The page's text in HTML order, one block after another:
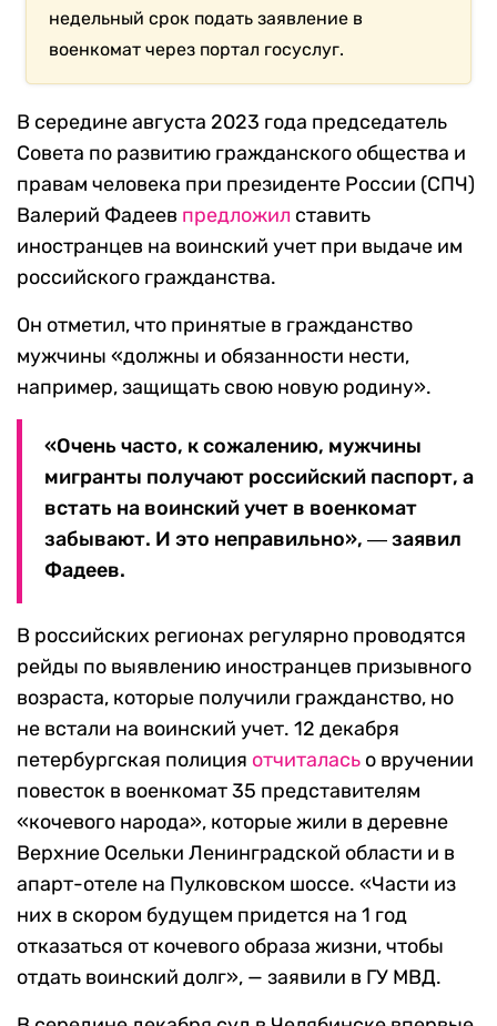
недельный срок подать заявление в
военкомат через портал госуслуг.
В середине августа 2023 года председатель
Совета по развитию гражданского общества и
правам человека при президенте России (СПЧ)
Валерий Фадеев предложил ставить
иностранцев на воинский учет при выдаче им
российского гражданства.
Он отметил, что принятые в гражданство
мужчины «должны и обязанности нести,
например, защищать свою новую родину».
«Очень часто, к сожалению, мужчины
мигранты получают российский паспорт, а
встать на воинский учет в военкомат
забывают. И это неправильно», ― заявил
Фадеев.
В российских регионах регулярно проводятся
рейды по выявлению иностранцев призывного
возраста, которые получили гражданство, но
не встали на воинский учет. 12 декабря
петербургская полиция отчиталась о вручении
повесток в военкомат 35 представителям
«кочевого народа», которые жили в деревне
Верхние Осельки Ленинградской области и в
апарт-отеле на Пулковском шоссе. «Части из
них в скором будущем придется на 1 год
отказаться от кочевого образа жизни, чтобы
отдать воинский долг», — заявили в ГУ МВД.